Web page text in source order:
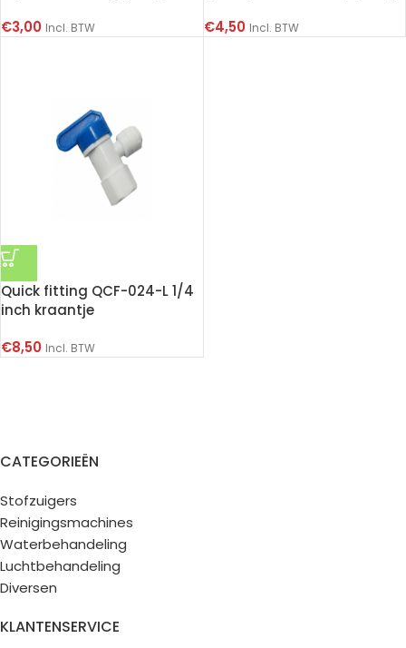
€3,00 Incl. BTW
€4,50 Incl. BTW
Quick fitting QCF-024-L 1/4
inch kraantje
€8,50 Incl. BTW
CATEGORIEËN
Stofzuigers
Reinigingsmachines
Waterbehandeling
Luchtbehandeling
Diversen
KLANTENSERVICE